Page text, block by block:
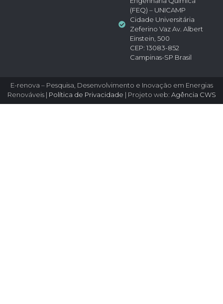
(FEQ) – UNICAMP
Cidade Universitária
Zeferino Vaz Av. Albert
Einstein, 500
CEP: 13083-852
Campinas-SP Brasil
E-renova – Pesquisa, Desenvolvimento e Inovação em Energias
Renováveis | Política de Privacidade | Projeto web: Agência CWS